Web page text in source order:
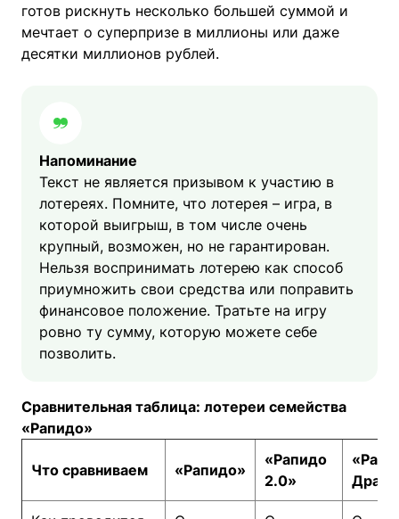
готов рискнуть несколько большей суммой и
мечтает о суперпризе в миллионы или даже
десятки миллионов рублей.
Напоминание
Текст не является призывом к участию в
лотереях. Помните, что лотерея – игра, в
которой выигрыш, в том числе очень
крупный, возможен, но не гарантирован.
Нельзя воспринимать лотерею как способ
приумножить свои средства или поправить
финансовое положение. Тратьте на игру
ровно ту сумму, которую можете себе
позволить.
Сравнительная таблица: лотереи семейства
«Рапидо»
Что сравниваем «Рапидо»
«Рапидо
2.0»